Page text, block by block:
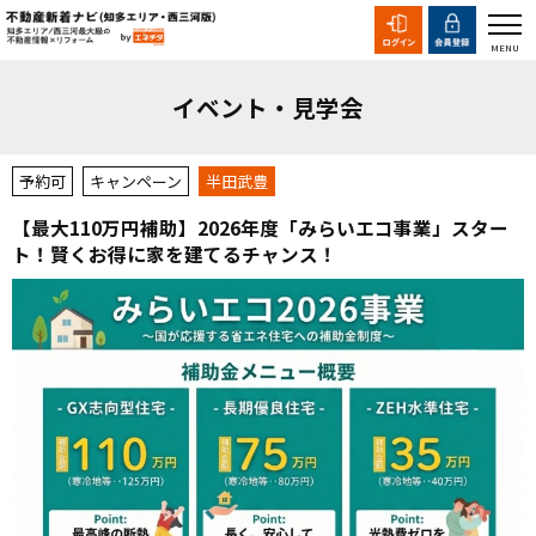
イベント・見学会
予約可 キャンペーン 半田武豊
【最大110万円補助】2026年度「みらいエコ事業」スター
ト！賢くお得に家を建てるチャンス！